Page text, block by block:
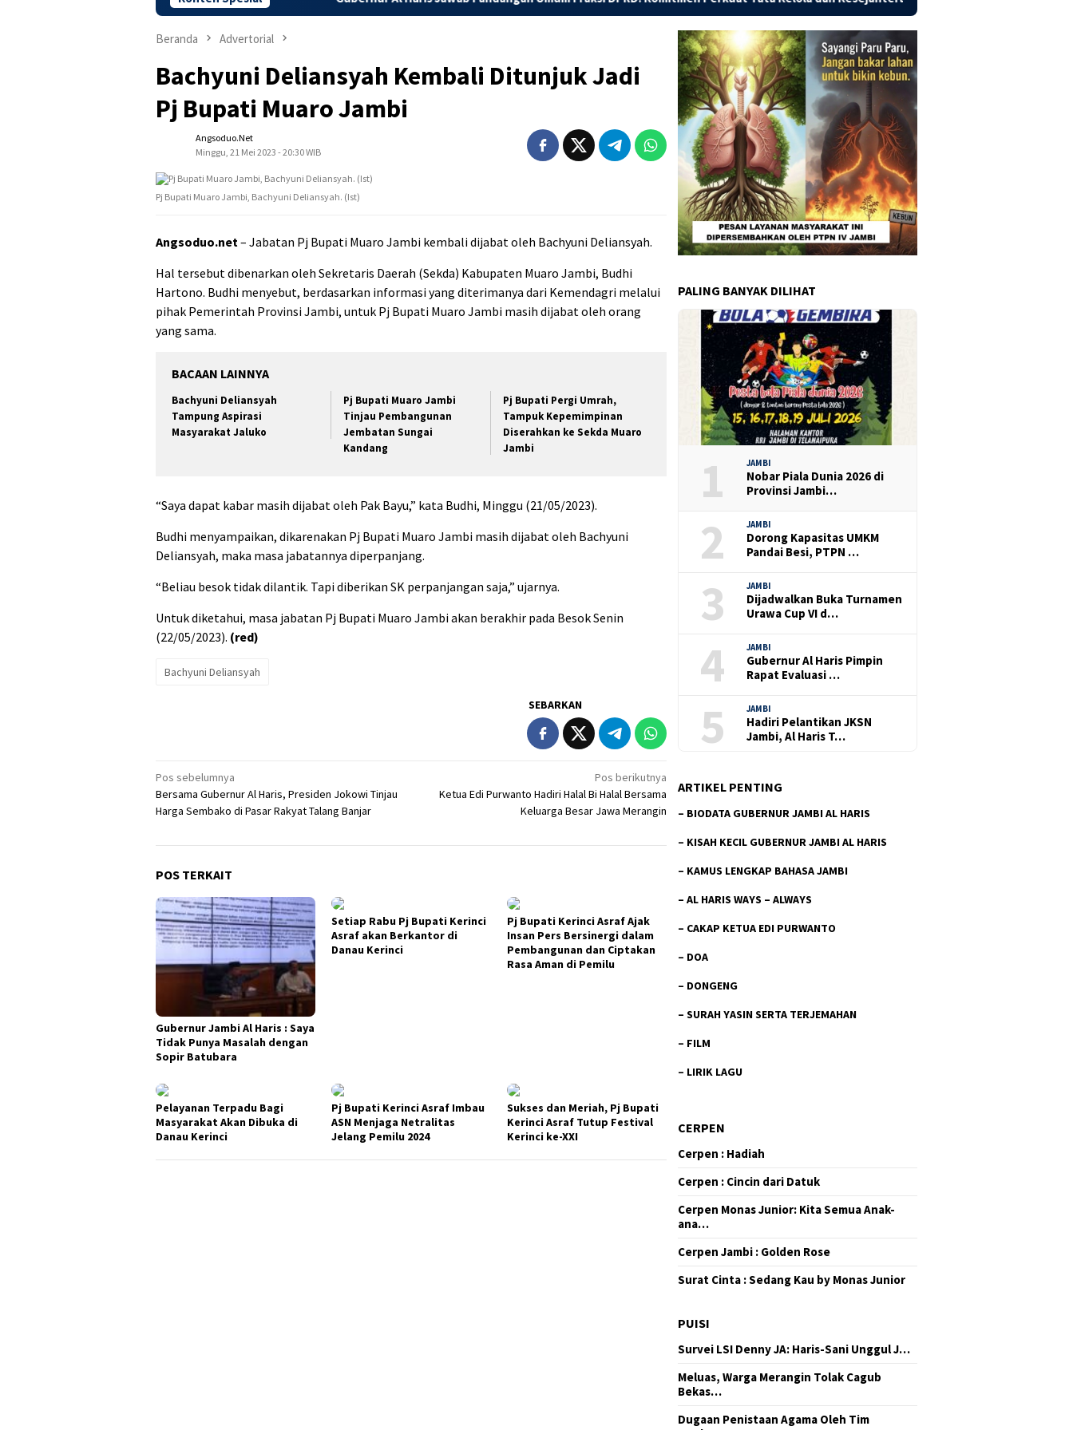
Beranda Advertorial
Bachyuni Deliansyah Kembali Ditunjuk Jadi
Pj Bupati Muaro Jambi
Angsoduo.net
Minggu, 21 Mei 2023 - 20:30 WIB
Pj Bupati Muaro Jambi, Bachyuni Deliansyah. (Ist)
Angsoduo.net– Jabatan Pj Bupati Muaro Jambi kembali dijabat oleh Bachyuni Deliansyah.
Hal tersebut dibenarkan oleh Sekretaris Daerah (Sekda) Kabupaten Muaro Jambi, Budhi
Hartono. Budhi menyebut, berdasarkan informasi yang diterimanya dari Kemendagri melalui
pihak Pemerintah Provinsi Jambi, untuk Pj Bupati Muaro Jambi masih dijabat oleh orang
yang sama.
BACAAN LAINNYA
Bachyuni Deliansyah
Tampung Aspirasi
Masyarakat Jaluko
Pj Bupati Muaro Jambi
Tinjau Pembangunan
Jembatan Sungai
Kandang
Pj Bupati Pergi Umrah,
Tampuk Kepemimpinan
Diserahkan ke Sekda Muaro
Jambi
“Saya dapat kabar masih dijabat oleh Pak Bayu,” kata Budhi, Minggu (21/05/2023).
Budhi menyampaikan, dikarenakan Pj Bupati Muaro Jambi masih dijabat oleh Bachyuni
Deliansyah, maka masa jabatannya diperpanjang.
“Beliau besok tidak dilantik. Tapi diberikan SK perpanjangan saja,” ujarnya.
Untuk diketahui, masa jabatan Pj Bupati Muaro Jambi akan berakhir pada Besok Senin
(22/05/2023). (red)
Bachyuni Deliansyah
SEBARKAN
Navigasi
pos
Pos sebelumnya
Bersama Gubernur Al Haris, Presiden Jokowi Tinjau
Harga Sembako di Pasar Rakyat Talang Banjar
Pos berikutnya
Ketua Edi Purwanto Hadiri Halal Bi Halal Bersama
Keluarga Besar Jawa Merangin
POS TERKAIT
Gubernur Jambi Al Haris : Saya
Tidak Punya Masalah dengan
Sopir Batubara
Setiap Rabu Pj Bupati Kerinci
Asraf akan Berkantor di
Danau Kerinci
Pj Bupati Kerinci Asraf Ajak
Insan Pers Bersinergi dalam
Pembangunan dan Ciptakan
Rasa Aman di Pemilu
Pelayanan Terpadu Bagi
Masyarakat Akan Dibuka di
Danau Kerinci
Pj Bupati Kerinci Asraf Imbau
ASN Menjaga Netralitas
Jelang Pemilu 2024
Sukses dan Meriah, Pj Bupati
Kerinci Asraf Tutup Festival
Kerinci ke-XXI
PALING BANYAK DILIHAT
1 JAMBI
Nobar Piala Dunia 2026 di
Provinsi Jambi…
2 JAMBI
Dorong Kapasitas UMKM
Pandai Besi, PTPN …
3 JAMBI
Dijadwalkan Buka Turnamen
Urawa Cup VI d…
4 JAMBI
Gubernur Al Haris Pimpin
Rapat Evaluasi …
5 JAMBI
Hadiri Pelantikan JKSN
Jambi, Al Haris T…
ARTIKEL PENTING
– BIODATA GUBERNUR JAMBI AL HARIS
– KISAH KECIL GUBERNUR JAMBI AL HARIS
– KAMUS LENGKAP BAHASA JAMBI
–AL HARIS WAYS – ALWAYS
– CAKAP KETUA EDI PURWANTO
– DOA
– DONGENG
–SURAH YASIN SERTA TERJEMAHAN
– FILM
– LIRIK LAGU
CERPEN
Cerpen : Hadiah
Cerpen : Cincin dari Datuk
Cerpen Monas Junior: Kita Semua Anak-
ana…
Cerpen Jambi : Golden Rose
Surat Cinta : Sedang Kau by Monas Junior
PUISI
Survei LSI Denny JA: Haris-Sani Unggul J…
Meluas, Warga Merangin Tolak Cagub
Bekas…
Dugaan Penistaan Agama Oleh Tim